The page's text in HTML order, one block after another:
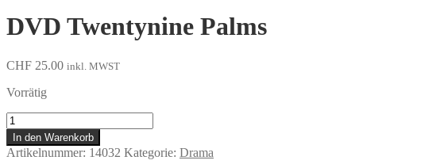
DVD Twentynine Palms
CHF 25.00 inkl. MWST
Vorrätig
Twentynine
Palms
Menge
In den Warenkorb
Artikelnummer: 14032 Kategorie: Drama